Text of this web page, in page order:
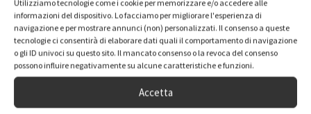
Utilizziamo tecnologie come i cookie per memorizzare e/o accedere alle
informazioni del dispositivo. Lo facciamo per migliorare l'esperienza di
navigazione e per mostrare annunci (non) personalizzati. Il consenso a queste
tecnologie ci consentirà di elaborare dati quali il comportamento di navigazione
o gli ID univoci su questo sito. Il mancato consenso o la revoca del consenso
possono influire negativamente su alcune caratteristiche e funzioni.
Accetta
possono
essere
scelte
nella
del
Categorie prodotto
Anelli
Box promo